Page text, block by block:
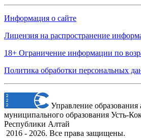
Информация о сайте
Лицензия на распространение
18+ Ограничение информации по
Политика обработки персональных
Управление
муниципального образования Усть-
Республики Алтай
2016 - 2026. Все права защищены.